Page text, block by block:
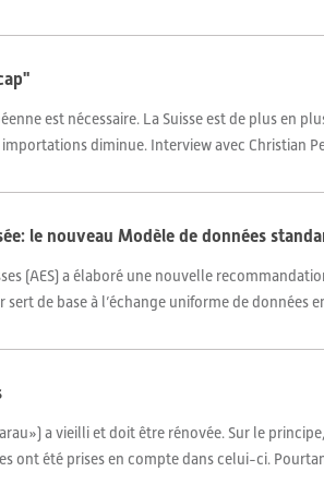
est nécessaire. La Suisse est de plus en
diminue. Interview avec Christian
le nouveau Modèle de données
(AES) a élaboré une nouvelle
de base à l’échange uniforme de données
a vieilli et doit être rénovée. Sur le
ont été prises en compte dans celui-ci.